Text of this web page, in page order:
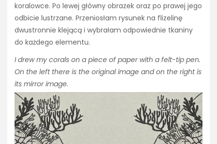
koralowce. Po lewej główny obrazek oraz po prawej jego
odbicie lustrzane. Przeniosłam rysunek na flizelinę
dwustronnie klejącą i wybrałam odpowiednie tkaniny
do każdego elementu.
I drew my corals on a piece of paper with a felt-tip pen.
On the left there is the original image and on the right is
its mirror image.